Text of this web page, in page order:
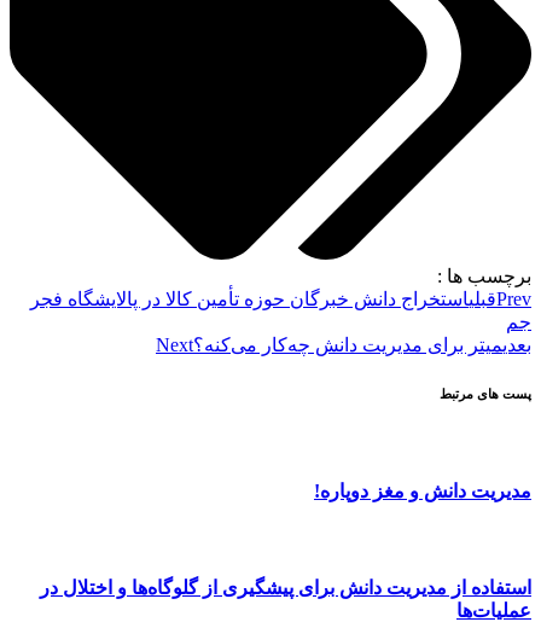
برچسب ها :
Prevقبلیاستخراج دانش خبرگان حوزه تأمین کالا در پالایشگاه فجر
جم
بعدیمیتر برای مدیریت دانش چه‌کار می‌کنه؟Next
پست های مرتبط
مدیریت دانش و مغز دوپاره!
استفاده از مدیریت دانش برای پیشگیری از گلوگاه‌ها و اختلال در
عملیات‌ها